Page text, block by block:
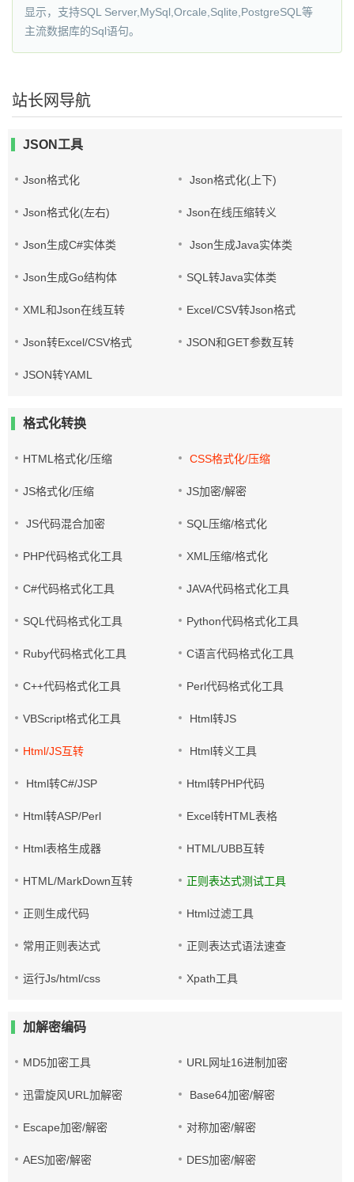
显示，支持SQL Server,MySql,Orcale,Sqlite,PostgreSQL等
主流数据库的Sql语句。
站长网导航
JSON工具
Json格式化 Json格式化(上下)
Json格式化(左右) Json在线压缩转义
Json生成C#实体类 Json生成Java实体类
Json生成Go结构体 SQL转Java实体类
XML和Json在线互转 Excel/CSV转Json格式
Json转Excel/CSV格式 JSON和GET参数互转
JSON转YAML
格式化转换
HTML格式化/压缩 CSS格式化/压缩
JS格式化/压缩 JS加密/解密
JS代码混合加密 SQL压缩/格式化
PHP代码格式化工具 XML压缩/格式化
C#代码格式化工具 JAVA代码格式化工具
SQL代码格式化工具 Python代码格式化工具
Ruby代码格式化工具 C语言代码格式化工具
C++代码格式化工具 Perl代码格式化工具
VBScript格式化工具 Html转JS
Html/JS互转 Html转义工具
Html转C#/JSP Html转PHP代码
Html转ASP/Perl Excel转HTML表格
Html表格生成器 HTML/UBB互转
HTML/MarkDown互转 正则表达式测试工具
正则生成代码 Html过滤工具
常用正则表达式 正则表达式语法速查
运行Js/html/css Xpath工具
加解密编码
MD5加密工具 URL网址16进制加密
迅雷旋风URL加解密 Base64加密/解密
Escape加密/解密 对称加密/解密
AES加密/解密 DES加密/解密